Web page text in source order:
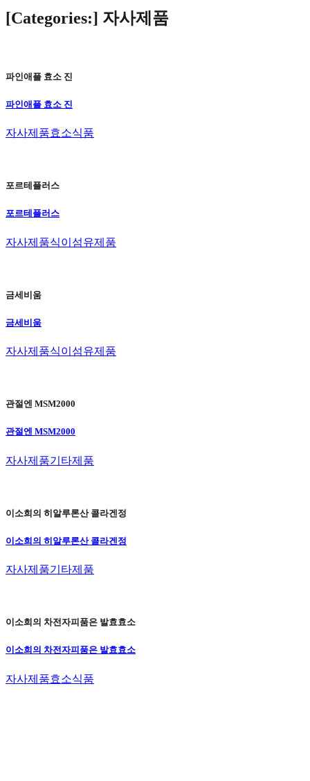
[Categories:] 자사제품
파인애플 효소 진
파인애플 효소 진
자사제품효소식품
포르테플러스
포르테플러스
자사제품식이섬유제품
금세비움
금세비움
자사제품식이섬유제품
관절엔 MSM2000
관절엔 MSM2000
자사제품기타제품
이소희의 히알루론산 콜라겐정
이소희의 히알루론산 콜라겐정
자사제품기타제품
이소희의 차전자피품은 발효효소
이소희의 차전자피품은 발효효소
자사제품효소식품